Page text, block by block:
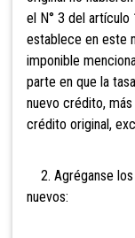
el N° 3 del artículo
establece en este
imponible
parte en que la
nuevo crédito,
crédito original,
2. Agréganse
nuevos: